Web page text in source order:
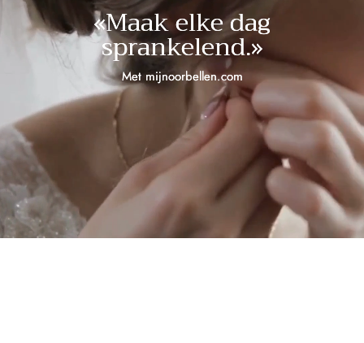
«Maak elke dag
sprankelend.»
Met mijnoorbellen.com